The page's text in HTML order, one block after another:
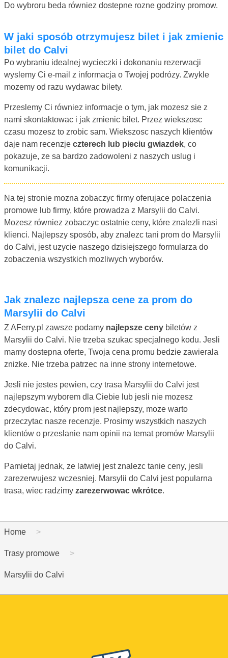
Do wybroru beda równiez dostepne rozne godziny promow.
W jaki sposób otrzymujesz bilet i jak zmienic
bilet do Calvi
Po wybraniu idealnej wycieczki i dokonaniu rezerwacji
wyslemy Ci e-mail z informacja o Twojej podrózy. Zwykle
mozemy od razu wydawac bilety.
Przeslemy Ci równiez informacje o tym, jak mozesz sie z
nami skontaktowac i jak zmienic bilet. Przez wiekszosc
czasu mozesz to zrobic sam. Wiekszosc naszych klientów
daje nam recenzje czterech lub pieciu gwiazdek, co
pokazuje, ze sa bardzo zadowoleni z naszych uslug i
komunikacji.
Na tej stronie mozna zobaczyc firmy oferujace polaczenia
promowe lub firmy, które prowadza z Marsylii do Calvi.
Mozesz równiez zobaczyc ostatnie ceny, które znalezli nasi
klienci. Najlepszy sposób, aby znalezc tani prom do Marsylii
do Calvi, jest uzycie naszego dzisiejszego formularza do
zobaczenia wszystkich mozliwych wyborów.
Jak znalezc najlepsza cene za prom do
Marsylii do Calvi
Z AFerry.pl zawsze podamy najlepsze ceny biletów z
Marsylii do Calvi. Nie trzeba szukac specjalnego kodu. Jesli
mamy dostepna oferte, Twoja cena promu bedzie zawierala
znizke. Nie trzeba patrzec na inne strony internetowe.
Jesli nie jestes pewien, czy trasa Marsylii do Calvi jest
najlepszym wyborem dla Ciebie lub jesli nie mozesz
zdecydowac, który prom jest najlepszy, moze warto
przeczytac nasze recenzje. Prosimy wszystkich naszych
klientów o przeslanie nam opinii na temat promów Marsylii
do Calvi.
Pamietaj jednak, ze latwiej jest znalezc tanie ceny, jesli
zarezerwujesz wczesniej. Marsylii do Calvi jest popularna
trasa, wiec radzimy zarezerwowac wkrótce.
Home
Trasy promowe
Marsylii do Calvi